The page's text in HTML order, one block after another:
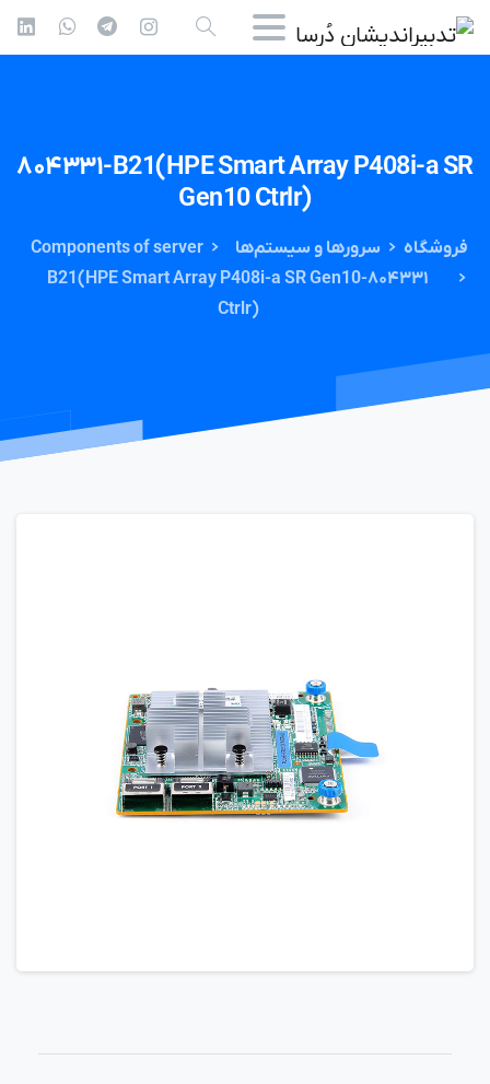
۸۰۴۳۳۱-B21(HPESmartArrayP408i-aSR
Gen10Ctrlr)
فروشگاه سرورها و سیستم‌ها
Components of server
۸۰۴۳۳۱-B21(HPE Smart Array P408i-a SR Gen10
Ctrlr)